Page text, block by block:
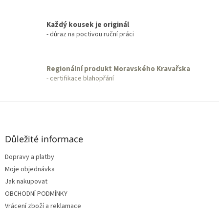
Každý kousek je originál
- důraz na poctivou ruční práci
Regionální produkt Moravského Kravařska
- certifikace blahopřání
Z
Důležité informace
Dopravy a platby
Moje objednávka
Jak nakupovat
OBCHODNÍ PODMÍNKY
Vrácení zboží a reklamace